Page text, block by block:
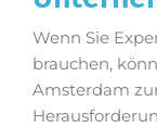
Wenn Sie
brauchen,
Amsterdam